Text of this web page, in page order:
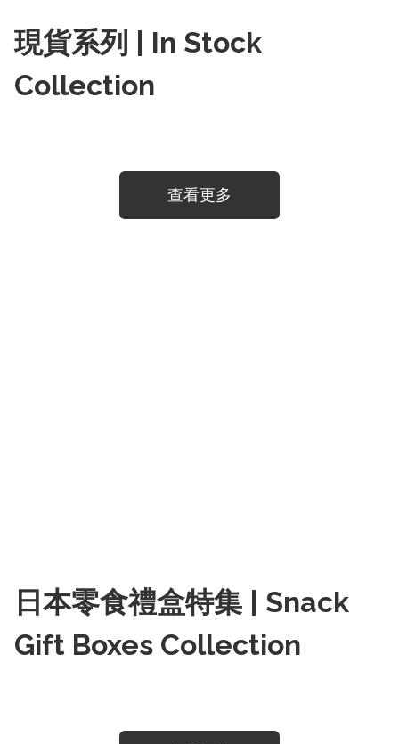
現貨系列 | In Stock
Collection
查看更多
日本零食禮盒特集 | Snack
Gift Boxes Collection